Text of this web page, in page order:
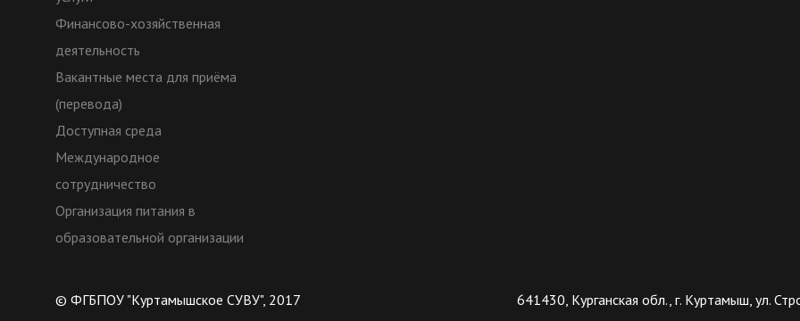
Финансово-хозяйственная
деятельность
Вакантные места для приёма
(перевода)
Доступная среда
Международное
сотрудничество
Организация питания в
образовательной организации
© ФГБПОУ "Куртамышское СУВУ", 2017
641430, Курганская обл., г. Куртамыш, ул.